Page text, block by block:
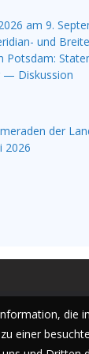
am 9.
und
Potsdam:
— Diskussion
der
2026
die
einer